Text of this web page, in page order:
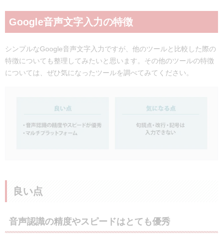
Google音声文字入力の特徴
シンプルなGoogle音声文字入力ですが、他のツールと比較した際の
特徴についても整理してみたいと思います。その他のツールの特徴
については、ぜひ気になったツールを調べてみてください。
良い点
音声認識の精度やスピードはとても優秀